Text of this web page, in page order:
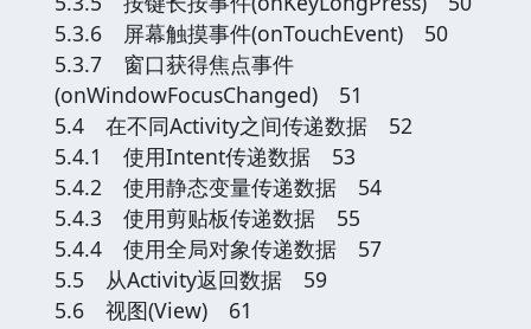
5.3.6 屏幕触摸事件(onTouchEvent) 50
5.3.7 窗口获得焦点事件
(onWindowFocusChanged) 51
5.4 在不同Activity之间传递数据 52
5.4.1 使用Intent传递数据 53
5.4.2 使用静态变量传递数据 54
5.4.3 使用剪贴板传递数据 55
5.4.4 使用全局对象传递数据 57
5.5 从Activity返回数据 59
5.6 视图(View) 61